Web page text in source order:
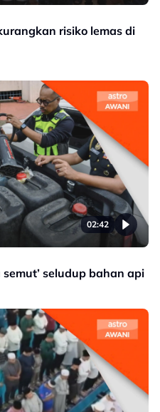
risiko lemas di
02:42
seludup bahan api